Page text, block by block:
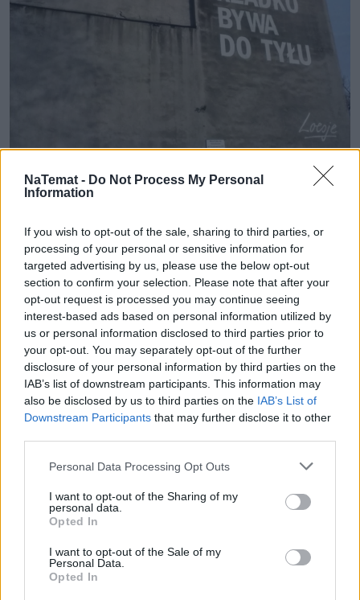
NaTemat - Do Not Process My Personal
Information
If you wish to opt-out of the sale, sharing to third parties, or
processing of your personal or sensitive information for
targeted advertising by us, please use the below opt-out
section to confirm your selection. Please note that after your
opt-out request is processed you may continue seeing
interest-based ads based on personal information utilized by
us or personal information disclosed to third parties prior to
your opt-out. You may separately opt-out of the further
disclosure of your personal information by third parties on the
IAB’s list of downstream participants. This information may
also be disclosed by us to third parties on the IAB’s List of
Downstream Participants that may further disclose it to other
Personal Data Processing Opt Outs
I want to opt-out of the Sharing of my
personal data.
Opted In
I want to opt-out of the Sale of my
Personal Data.
Opted In
ul. Grochowska 292 www.leosje.pl
Korzenie grupy sięgają jednak znacznie dalej –
Leosje powstało w holenderskim Arnhem w latach
80. Idea tego ruchu powstała w grupie przyjaciół,
których celem było powołanie do życia nowej
inicjatywy, będącej odpowiedzią na problemy
ówczesnej Holandii. Obecnie lokalne grupy Loesje
inspirują w kilkudziesięciu krajach, m.in. w
Niemczech, Francji czy Stanach Zjednoczonych.
Nie przegap żadnej ważnej wiadomości i